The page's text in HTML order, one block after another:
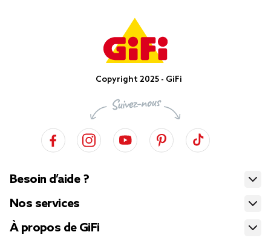
Copyright 2025 - GiFi
Besoin d’aide ?
Nos services
À propos de GiFi